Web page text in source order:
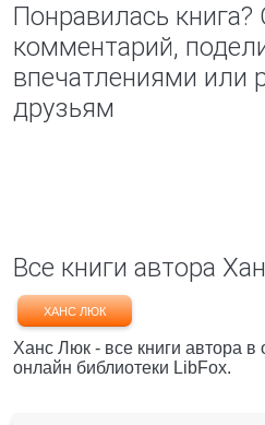
Понравилась
комментарий,
впечатлениями или
друзьям
Все книги автора
ХАНС ЛЮК
Ханс Люк - все книги автора в
онлайн библиотеки LibFox.